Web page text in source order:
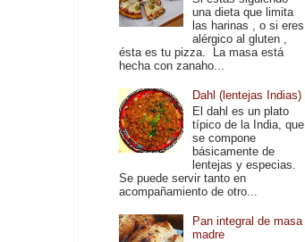
una dieta que limita
las harinas , o si eres
alérgico al gluten ,
ésta es tu pizza. La masa está
hecha con zanaho...
Dahl (lentejas Indias)
El dahl es un plato
típico de la India, que
se compone
básicamente de
lentejas y especias.
Se puede servir tanto en
acompañamiento de otro...
Pan integral de masa
madre